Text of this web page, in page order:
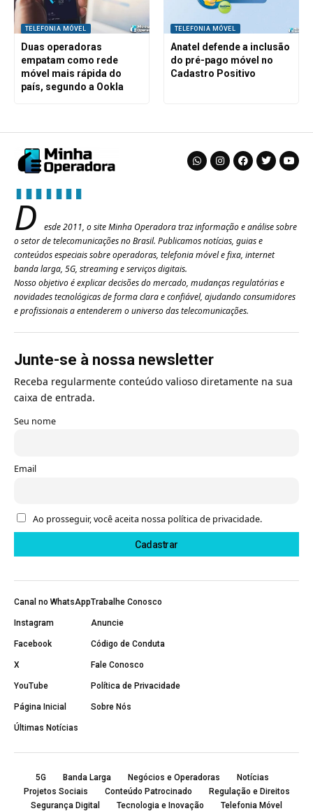
TELEFONIA MÓVEL
Duas operadoras
empatam como rede
móvel mais rápida do
país, segundo a Ookla
TELEFONIA MÓVEL
Anatel defende a inclusão
do pré-pago móvel no
Cadastro Positivo
D
esde 2011, o site Minha Operadora traz informação e análise sobre
o setor de telecomunicações no Brasil. Publicamos notícias, guias e
conteúdos especiais sobre operadoras, telefonia móvel e fixa, internet
banda larga, 5G, streaming e serviços digitais.
Nosso objetivo é explicar decisões do mercado, mudanças regulatórias e
novidades tecnológicas de forma clara e confiável, ajudando consumidores
e profissionais a entenderem o universo das telecomunicações.
Junte-se à nossa newsletter
Receba regularmente conteúdo valioso diretamente na sua
caixa de entrada.
Seu nome
Email
Ao prosseguir, você aceita nossa política de privacidade.
Canal no WhatsApp
Instagram
Facebook
X
YouTube
Página Inicial
Últimas Notícias
Trabalhe Conosco
Anuncie
Código de Conduta
Fale Conosco
Política de Privacidade
Sobre Nós
5G Banda Larga Negócios e Operadoras
Notícias
Projetos Sociais
Conteúdo Patrocinado
Regulação e Direitos
Segurança Digital
Tecnologia e Inovação Telefonia Móvel